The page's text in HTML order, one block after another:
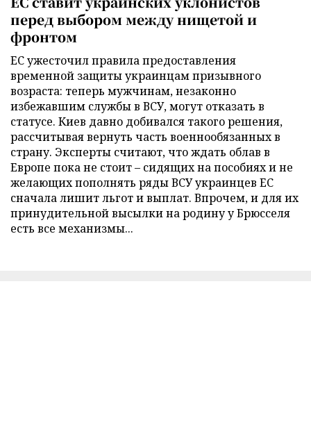
перед выбором между нищетой и
фронтом
ЕС ужесточил правила предоставления
временной защиты украинцам призывного
возраста: теперь мужчинам, незаконно
избежавшим службы в ВСУ, могут отказать в
статусе. Киев давно добивался такого решения,
рассчитывая вернуть часть военнообязанных в
страну. Эксперты считают, что ждать облав в
Европе пока не стоит – сидящих на пособиях и не
желающих пополнять ряды ВСУ украинцев ЕС
сначала лишит льгот и выплат. Впрочем, и для их
принудительной высылки на родину у Брюсселя
есть все механизмы...